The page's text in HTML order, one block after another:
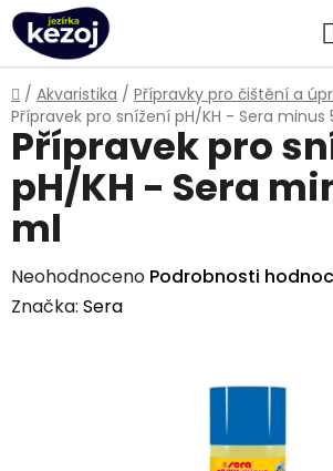
Přejít
na
obsah
Domů
/ Akvaristika / Přípravky pro čištění a
Přípravek pro snížení pH/KH - Sera minus
Přípravek pro
pH/KH - Sera
ml
Průměrné
hodnocení
Neohodnoceno Podrobnosti
Značka: Sera